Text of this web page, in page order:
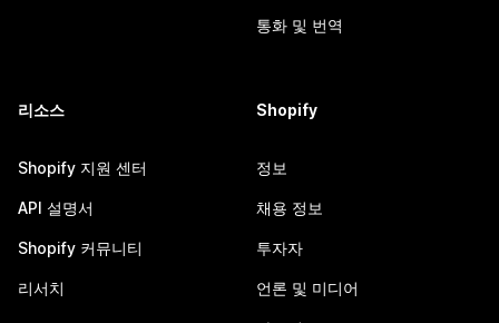
통화 및 번역
리소스
Shopify 지원 센터
API 설명서
Shopify 커뮤니티
리서치
Shopify
정보
채용 정보
투자자
언론 및 미디어